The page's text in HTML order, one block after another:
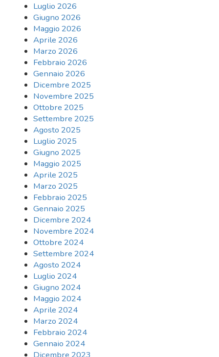
Luglio 2026
Giugno 2026
Maggio 2026
Aprile 2026
Marzo 2026
Febbraio 2026
Gennaio 2026
Dicembre 2025
Novembre 2025
Ottobre 2025
Settembre 2025
Agosto 2025
Luglio 2025
Giugno 2025
Maggio 2025
Aprile 2025
Marzo 2025
Febbraio 2025
Gennaio 2025
Dicembre 2024
Novembre 2024
Ottobre 2024
Settembre 2024
Agosto 2024
Luglio 2024
Giugno 2024
Maggio 2024
Aprile 2024
Marzo 2024
Febbraio 2024
Gennaio 2024